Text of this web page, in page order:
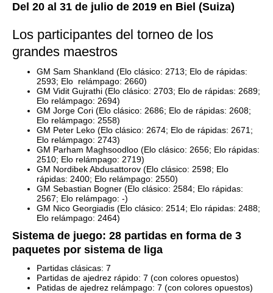
Del 20 al 31 de julio de 2019 en Biel (Suiza)
Los participantes del torneo de los
grandes maestros
GM Sam Shankland (Elo clásico: 2713; Elo de rápidas:
2593; Elo relámpago: 2660)
GM Vidit Gujrathi (Elo clásico: 2703; Elo de rápidas: 2689;
Elo relámpago: 2694)
GM Jorge Cori (Elo clásico: 2686; Elo de rápidas: 2608;
Elo relámpago: 2558)
GM Peter Leko (Elo clásico: 2674; Elo de rápidas: 2671;
Elo relámpago: 2743)
GM Parham Maghsoodloo (Elo clásico: 2656; Elo rápidas:
2510; Elo relámpago: 2719)
GM Nordibek Abdusattorov (Elo clásico: 2598; Elo
rápidas: 2400; Elo relámpago: 2550)
GM Sebastian Bogner (Elo clásico: 2584; Elo rápidas:
2567; Elo relámpago: -)
GM Nico Georgiadis (Elo clásico: 2514; Elo rápidas: 2488;
Elo relámpago: 2464)
Sistema de juego: 28 partidas en forma de 3
paquetes por sistema de liga
Partidas clásicas: 7
Partidas de ajedrez rápido: 7 (con colores opuestos)
Patidas de ajedrez relámpago: 7 (con colores opuestos)